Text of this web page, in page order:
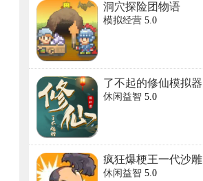
洞穴探险团物语
模拟经营 5.0
了不起的修仙模拟器
休闲益智 5.0
疯狂爆梗王一代沙雕
的日常
休闲益智 5.0